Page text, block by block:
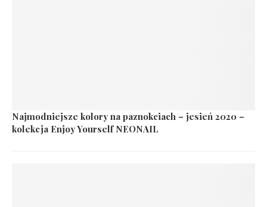
Najmodniejsze kolory na paznokciach – jesień 2020 –
kolekcja Enjoy Yourself NEONAIL